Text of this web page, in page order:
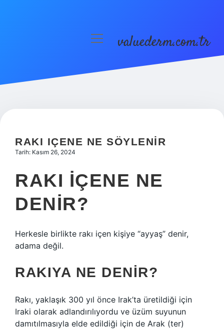
menüyüvaluederm.com.tr
RAKI IÇENE NE SÖYLENIR
Tarih: Kasım 26, 2024
RAKI IÇENE NE
DENIR?
Herkesle birlikte rakı içen kişiye “ayyaş” denir,
adama değil.
RAKIYA NE DENIR?
Rakı, yaklaşık 300 yıl önce Irak’ta üretildiği için
Iraki olarak adlandırılıyordu ve üzüm suyunun
damıtılmasıyla elde edildiği için de Arak (ter)